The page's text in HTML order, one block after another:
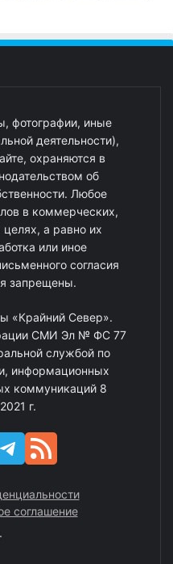
фотографии, иные
деятельности),
охраняются в
об
Любое
в коммерческих,
а равно их
или иное
согласия
запрещены.
«Крайний Север».
СМИ Эл № ФС 77
службой по
информационных
коммуникаций 8
г.
соглашение